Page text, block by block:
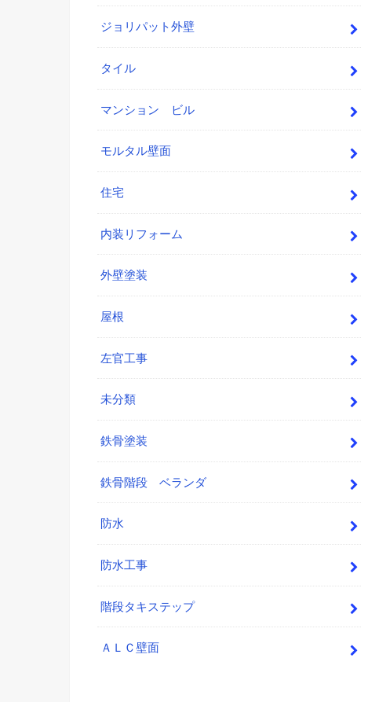
ジョリパット外壁
タイル
マンション ビル
モルタル壁面
住宅
内装リフォーム
外壁塗装
屋根
左官工事
未分類
鉄骨塗装
鉄骨階段 ベランダ
防水
防水工事
階段タキステップ
ＡＬＣ壁面